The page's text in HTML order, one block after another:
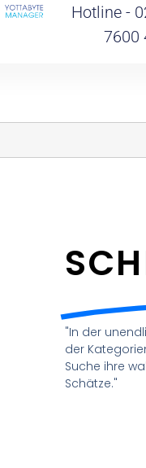
Hotline -
7600
"In der
der
Suche ihre
Schätze."